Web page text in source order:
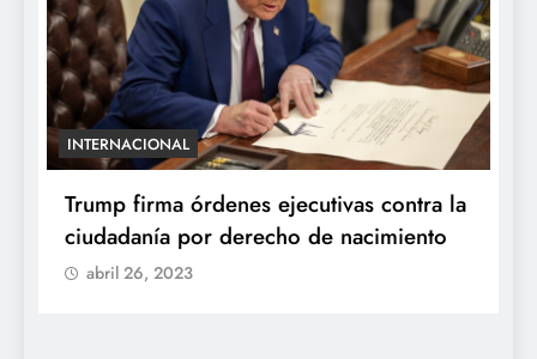
INTERNACIONAL
Trump firma órdenes ejecutivas contra la
ciudadanía por derecho de nacimiento
abril 26, 2023